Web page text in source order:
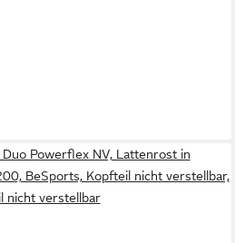
Powerflex NV, Lattenrost in
BeSports, Kopfteil nicht verstellbar,
nicht verstellbar